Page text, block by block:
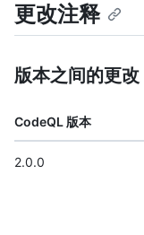
更改注释
版本之间的更改
CodeQL 版本
2.0.0